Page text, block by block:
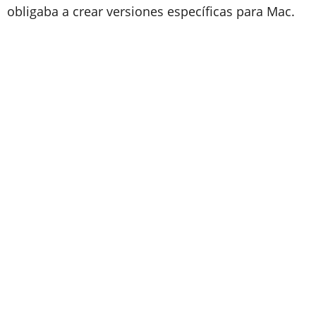
obligaba a crear versiones específicas para Mac.